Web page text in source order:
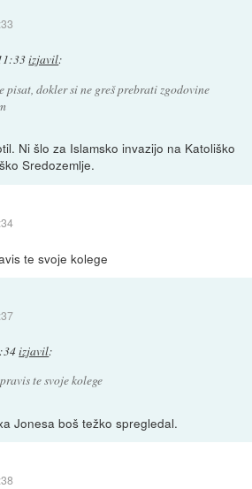
izjavil:
pisat, dokler si ne greš prebrati zgodovine
Ni šlo za Islamsko invazijo na Katoliško
Sredozemlje.
te svoje kolege
izjavil:
te svoje kolege
Jonesa boš težko spregledal.